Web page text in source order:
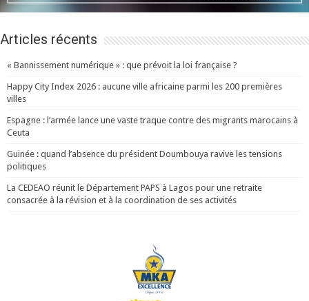
Articles récents
« Bannissement numérique » : que prévoit la loi française ?
Happy City Index 2026 : aucune ville africaine parmi les 200 premières
villes
Espagne : l’armée lance une vaste traque contre des migrants marocains à
Ceuta
Guinée : quand l’absence du président Doumbouya ravive les tensions
politiques
La CEDEAO réunit le Département PAPS à Lagos pour une retraite
consacrée à la révision et à la coordination de ses activités